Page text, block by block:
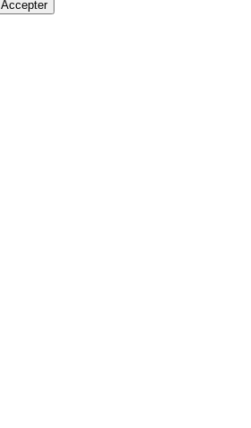
Accepter